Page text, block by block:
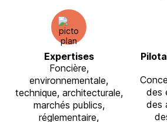
Expertises
Foncière,
environnementale,
technique, architecturale,
marchés publics,
réglementaire,
des
des